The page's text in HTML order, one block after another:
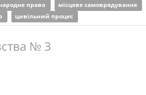
право місцеве самоврядування
цивільний процес
№ 3